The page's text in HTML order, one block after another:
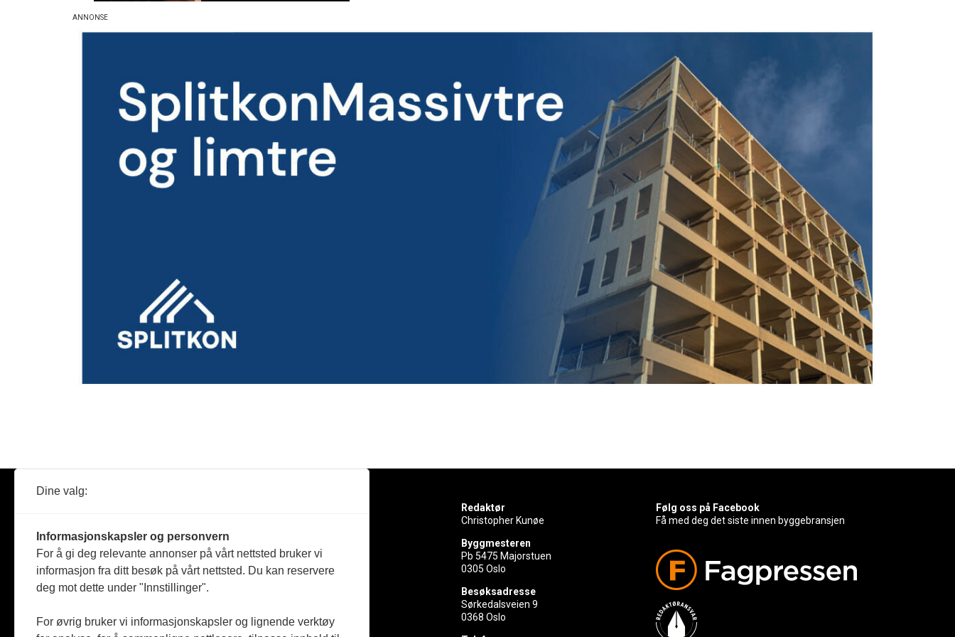
Reportasje
Produkter
Jobbmarked
Redaktør
Christopher Kunøe
Byggmesteren
Pb 5475 Majorstuen
0305 Oslo
Besøksadresse
Sørkedalsveien 9
0368 Oslo
Følg oss på Facebook
Få med deg det siste innen byggebransjen
Dine valg:
Informasjonskapsler og personvern
For å gi deg relevante annonser på vårt nettsted bruker vi
informasjon fra ditt besøk på vårt nettsted. Du kan reservere
deg mot dette under "Innstillinger".
For øvrig bruker vi informasjonskapsler og lignende verktøy